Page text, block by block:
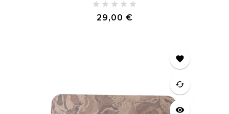
29,00 €Prix
favorite
cached
visibility